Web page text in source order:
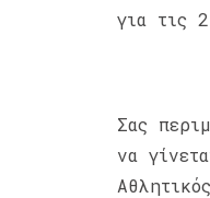
για τις
Σας
να